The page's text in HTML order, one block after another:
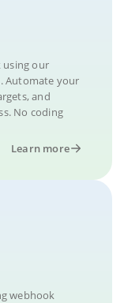
using our
Automate your
and
No coding
Learn more
webhook